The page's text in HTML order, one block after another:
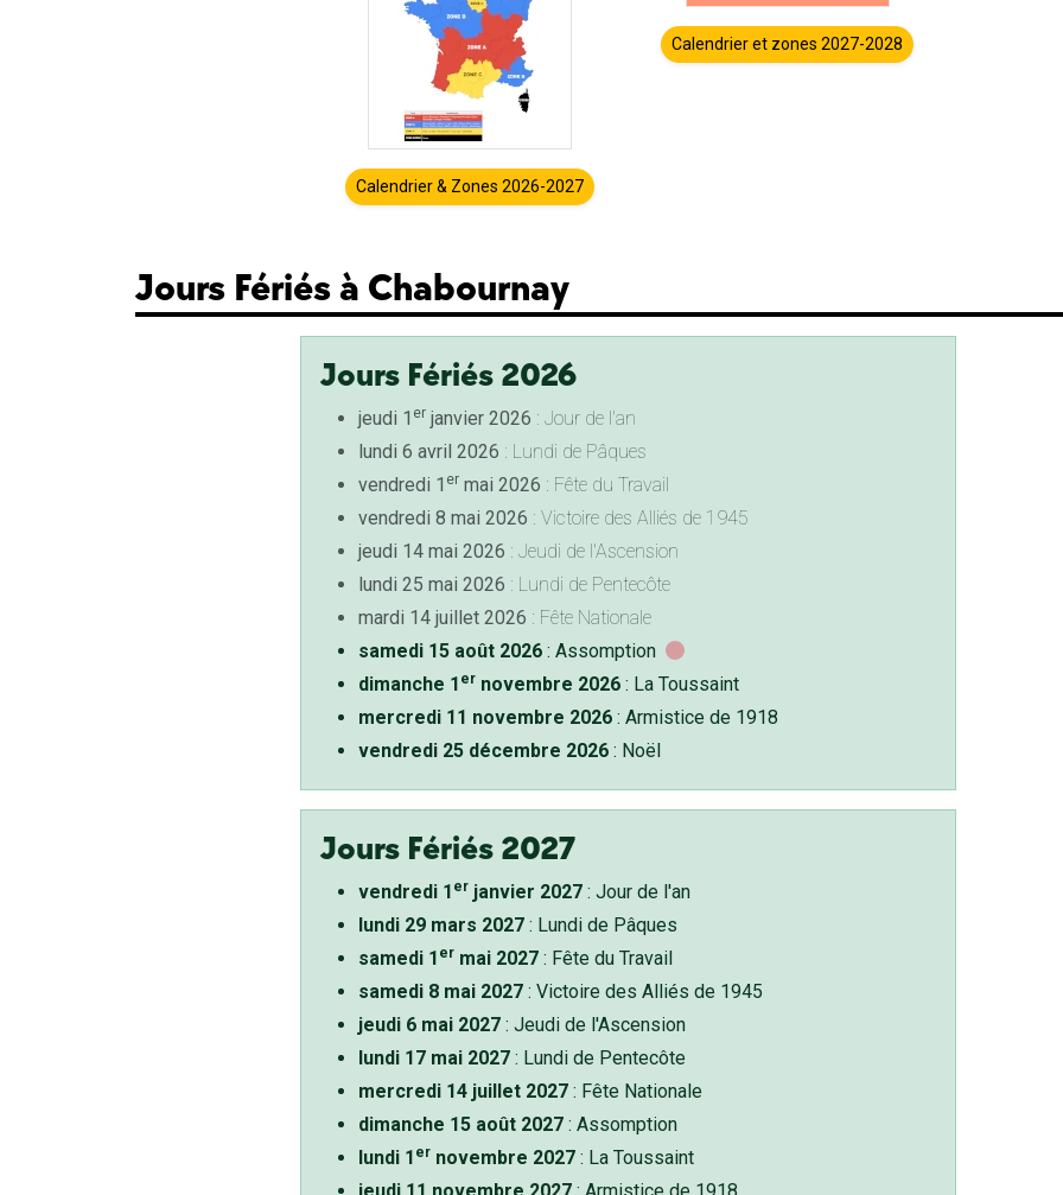
Calendrier & Zones 2026-2027
Calendrier et zones 2027-2028
Jours Fériés à Chabournay
Jours Fériés 2026
jeudi 1 erjanvier 2026 : Jour de l'an
lundi 6 avril 2026 : Lundi de Pâques
vendredi 1 ermai 2026 : Fête du Travail
vendredi 8 mai 2026 : Victoire des Alliés de 1945
jeudi 14 mai 2026 : Jeudi de l'Ascension
lundi 25 mai 2026 : Lundi de Pentecôte
mardi 14 juillet 2026 : Fête Nationale
samedi 15 août 2026: Assomption
dimanche 1 ernovembre 2026: La Toussaint
mercredi 11 novembre 2026: Armistice de 1918
vendredi 25 décembre 2026: Noël
Jours Fériés 2027
vendredi 1 erjanvier 2027: Jour de l'an
lundi 29 mars 2027: Lundi de Pâques
samedi 1 ermai 2027: Fête du Travail
samedi 8 mai 2027: Victoire des Alliés de 1945
jeudi 6 mai 2027: Jeudi de l'Ascension
lundi 17 mai 2027: Lundi de Pentecôte
mercredi 14 juillet 2027: Fête Nationale
dimanche 15 août 2027: Assomption
lundi 1 ernovembre 2027: La Toussaint
jeudi 11 novembre 2027: Armistice de 1918